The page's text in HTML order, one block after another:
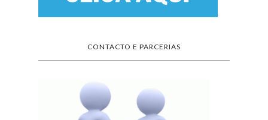
CONTACTO E PARCERIAS